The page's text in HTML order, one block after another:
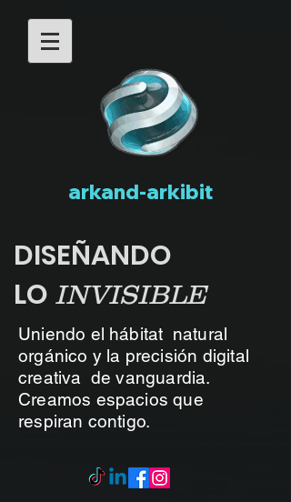
arkand-arkibit
DISEÑANDO
LO INVISIBLE
Uniendo el hábitat natural
orgánico y la precisión digital
creativa de vanguardia.
Creamos espacios que
respiran contigo.